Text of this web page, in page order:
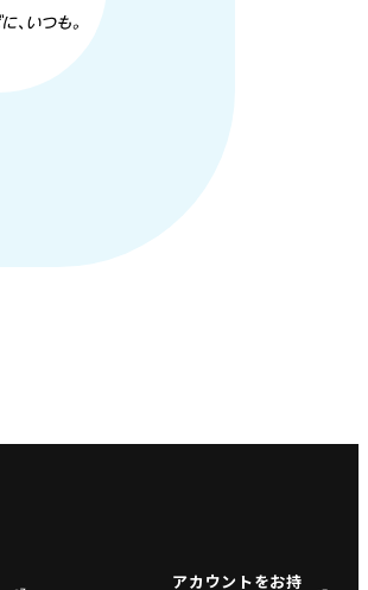
アカウントをお持